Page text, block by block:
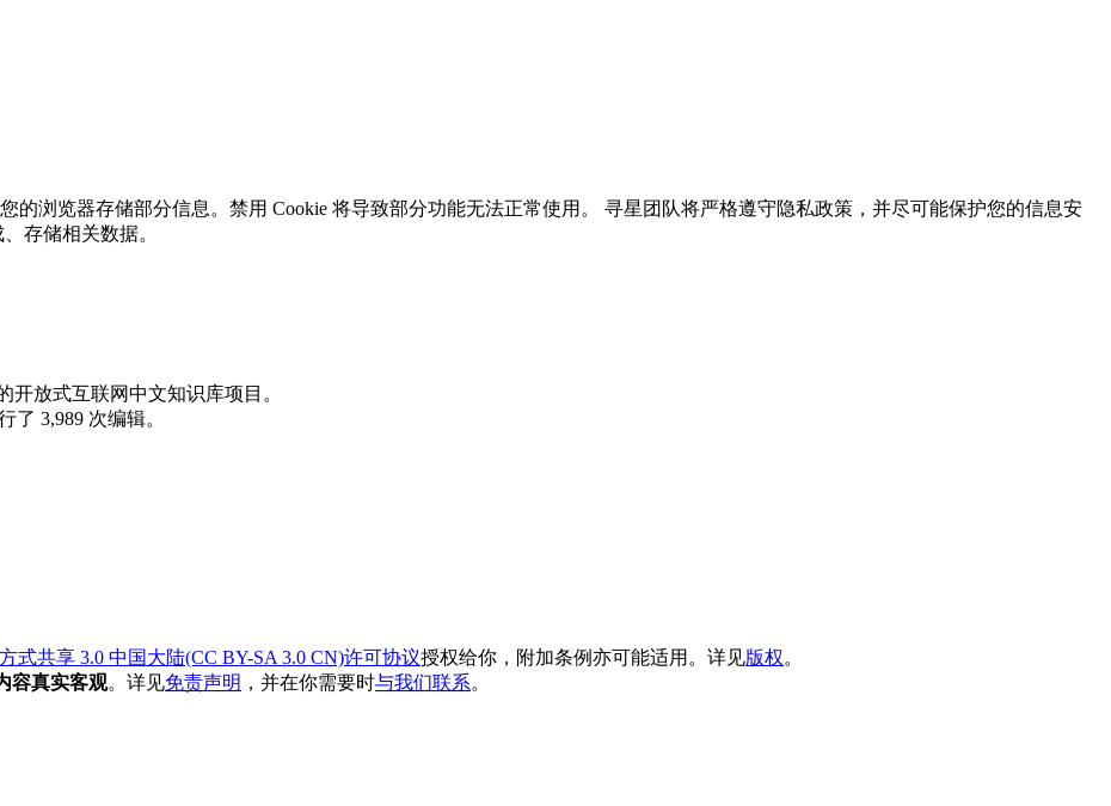
的浏览器存储部分信息。禁用 Cookie 将导致部分功能无法正常使用。 寻星团队将严格遵守隐私政策，并尽可能保护您的信息安
存储相关数据。
开放式互联网中文知识库项目。
3,989 次编辑。
式共享 3.0 中国大陆(CC BY-SA 3.0 CN)许可协议授权给你，附加条例亦可能适用。详见版权。
容真实客观。详见免责声明 ，并在你需要时与我们联系。